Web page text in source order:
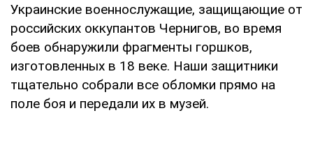
Украинские военнослужащие, защищающие от
российских оккупантов Чернигов, во время
боев обнаружили фрагменты горшков,
изготовленных в 18 веке. Наши защитники
тщательно собрали все обломки прямо на
поле боя и передали их в музей.